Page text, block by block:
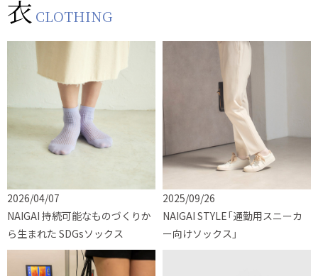
衣 CLOTHING
2026/04/07
NAIGAI 持続可能なものづくりか
ら生まれた SDGsソックス
2025/09/26
NAIGAI STYLE「通勤用スニーカ
ー向けソックス」